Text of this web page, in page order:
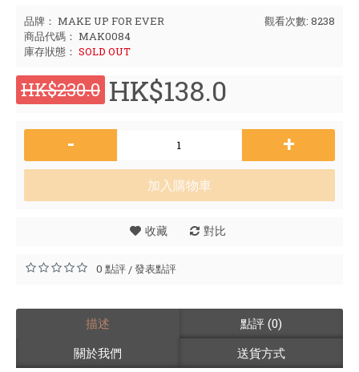
觀看次數: 8238
品牌： MAKE UP FOR EVER
商品代碼： MAK0084
庫存狀態： SOLD OUT
HK$230.0 HK$138.0
- +
加入購物車
收藏 對比
0 點評/發表點評
描述
點評 (0)
關於我們
送貨方式